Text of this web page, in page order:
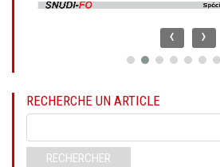
‹ ›
RECHERCHE UN ARTICLE
clés
RECHERCHER